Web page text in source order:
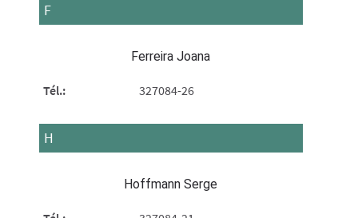
F
Ferreira Joana
Tél.: 327084-26
H
Hoffmann Serge